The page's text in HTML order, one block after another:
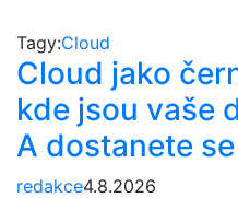
Tagy:Cloud
Cloud jako
kde jsou vaše
A dostanete
redakce4.8.2026